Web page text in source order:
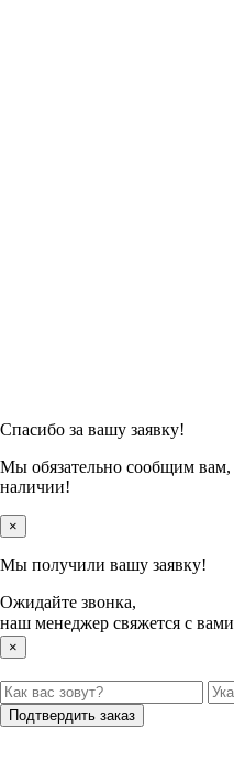
Спасибо за вашу заявку!
Мы обязательно сообщим вам,
наличии!
×
Мы получили вашу заявку!
Ожидайте звонка,
наш менеджер свяжется с
×
Подтвердить заказ